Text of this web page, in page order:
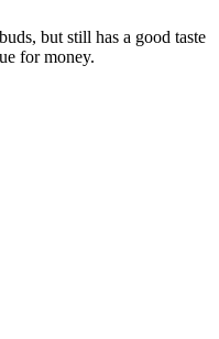
but still has a good taste
for money.